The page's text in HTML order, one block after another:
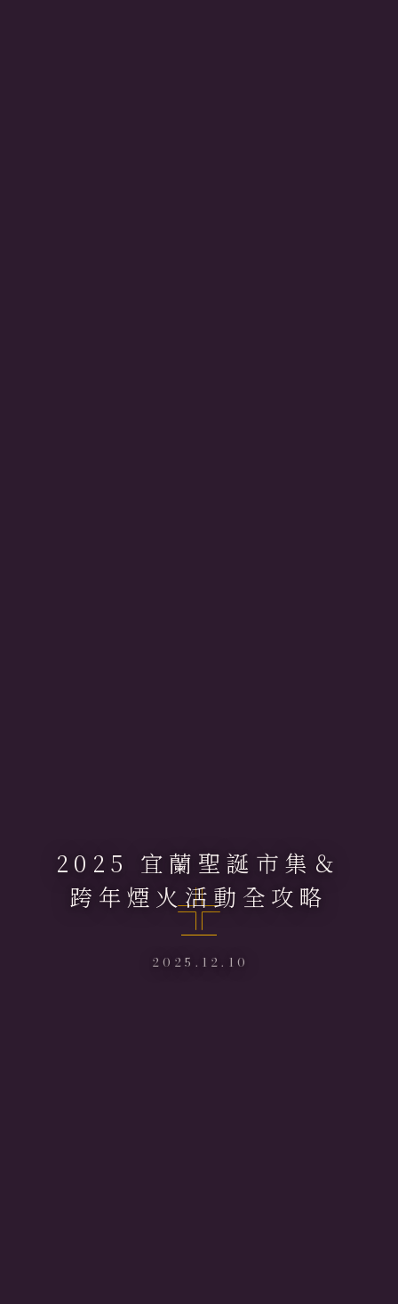
2025 宜蘭聖誕市集＆
跨年煙火活動全攻略
2025.12.10